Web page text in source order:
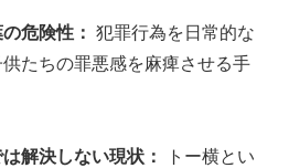
危険性： 犯罪行為を日常的な
たちの罪悪感を麻痺させる手
解決しない現状：
トー横とい